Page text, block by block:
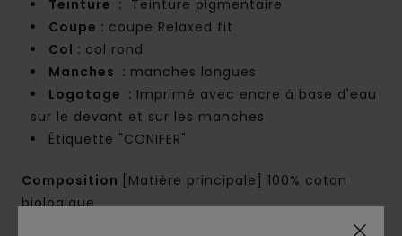
Teinture : Teinture pigmentaire
Coupe : coupe Relaxed fit
Col : col rond
Manches : manches longues
Logotage : Imprimé avec encre à base d'eau
sur le devant et sur les manches
Étiquette "CONIFER"
Composition
[Matière principale] 100% coton
biologique